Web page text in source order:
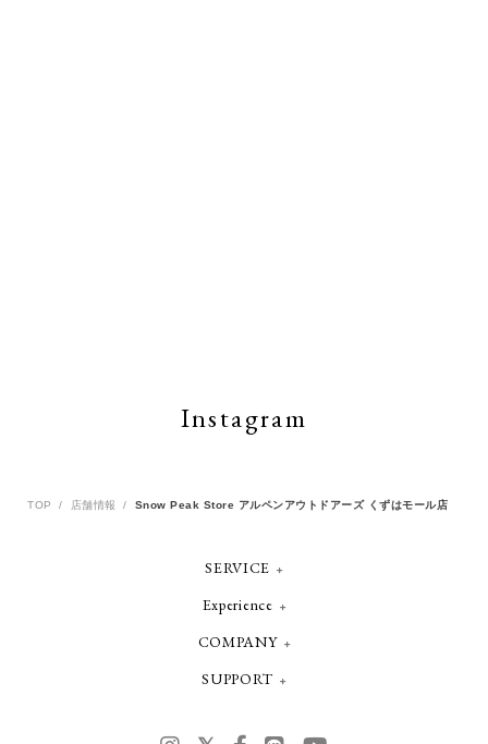
Instagram
TOP 店舗情報 Snow Peak Store アルペンアウトドアーズ くずはモール店
SERVICE
Experience
COMPANY
SUPPORT